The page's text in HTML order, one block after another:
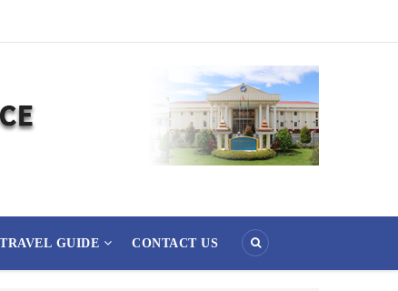
TRAVEL GUIDE CONTACT US